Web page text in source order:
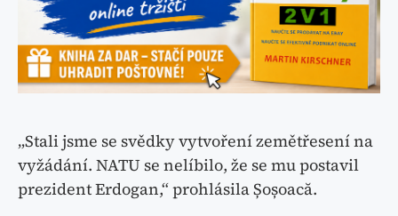
„Stali jsme se svědky vytvoření zemětřesení na
vyžádání. NATU se nelíbilo, že se mu postavil
prezident Erdogan,“ prohlásila Șoșoacă.